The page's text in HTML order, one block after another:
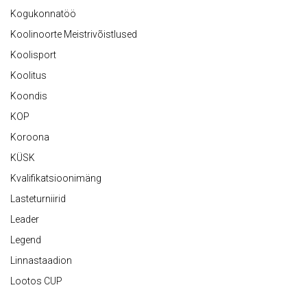
Kogukonnatöö
Koolinoorte Meistrivõistlused
Koolisport
Koolitus
Koondis
KOP
Koroona
KÜSK
Kvalifikatsioonimäng
Lasteturniirid
Leader
Legend
Linnastaadion
Lootos CUP